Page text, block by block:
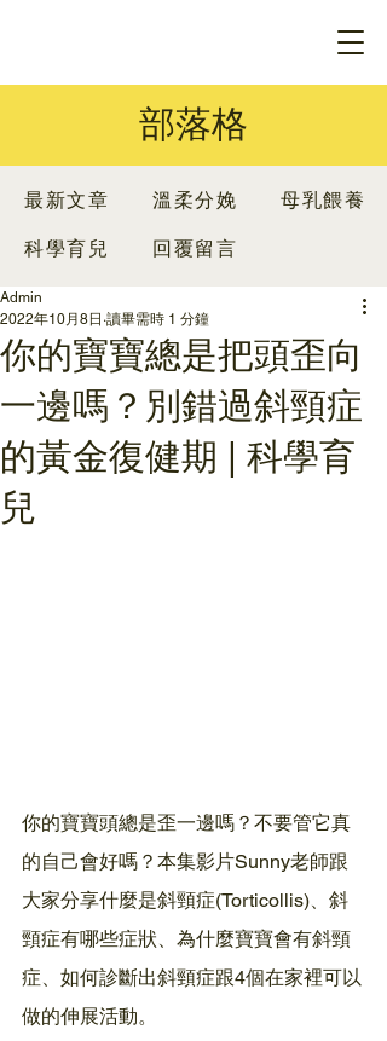
部落格
最新文章
科學育兒
溫柔分娩 母乳餵養
回覆留言
你的寶寶總是把頭歪向
一邊嗎？別錯過斜頸症
的黃金復健期 | 科學育
兒
Admin
2022年10月8日 讀畢需時 1 分鐘
你的寶寶頭總是歪一邊嗎？不要管它真
的自己會好嗎？本集影片Sunny老師跟
大家分享什麼是斜頸症(Torticollis)、斜
頸症有哪些症狀、為什麼寶寶會有斜頸
症、如何診斷出斜頸症跟4個在家裡可以
做的伸展活動。